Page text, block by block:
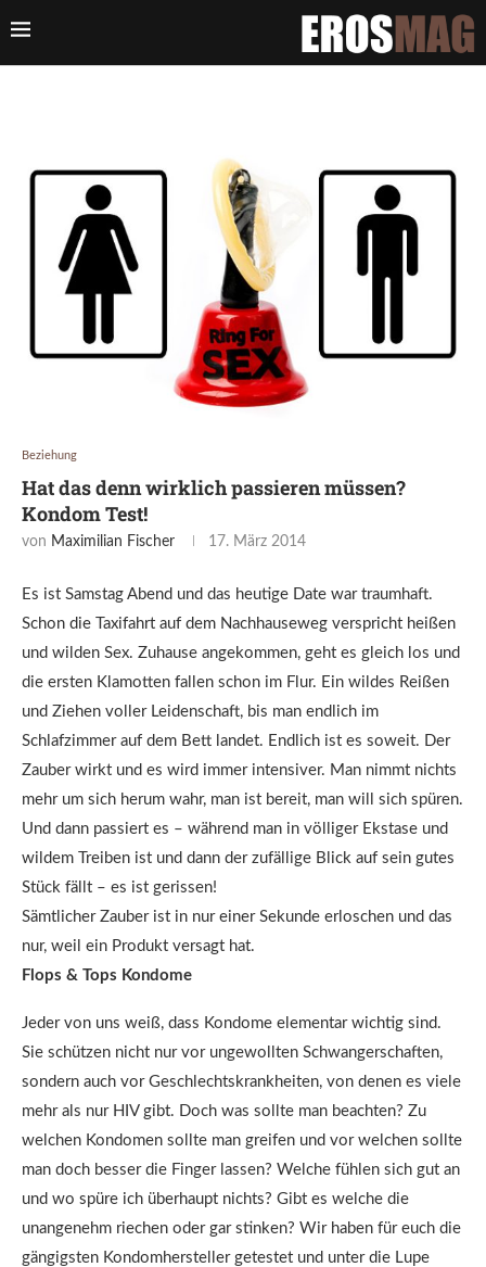
Beziehung
Hat das denn wirklich passieren müssen?
Kondom Test!
von Maximilian Fischer 17. März 2014
Es ist Samstag Abend und das heutige Date war traumhaft.
Schon die Taxifahrt auf dem Nachhauseweg verspricht heißen
und wilden Sex. Zuhause angekommen, geht es gleich los und
die ersten Klamotten fallen schon im Flur. Ein wildes Reißen
und Ziehen voller Leidenschaft, bis man endlich im
Schlafzimmer auf dem Bett landet. Endlich ist es soweit. Der
Zauber wirkt und es wird immer intensiver. Man nimmt nichts
mehr um sich herum wahr, man ist bereit, man will sich spüren.
Und dann passiert es – während man in völliger Ekstase und
wildem Treiben ist und dann der zufällige Blick auf sein gutes
Stück fällt – es ist gerissen!
Sämtlicher Zauber ist in nur einer Sekunde erloschen und das
nur, weil ein Produkt versagt hat.
Flops & Tops Kondome
Jeder von uns weiß, dass Kondome elementar wichtig sind.
Sie schützen nicht nur vor ungewollten Schwangerschaften,
sondern auch vor Geschlechtskrankheiten, von denen es viele
mehr als nur HIV gibt. Doch was sollte man beachten? Zu
welchen Kondomen sollte man greifen und vor welchen sollte
man doch besser die Finger lassen? Welche fühlen sich gut an
und wo spüre ich überhaupt nichts? Gibt es welche die
unangenehm riechen oder gar stinken? Wir haben für euch die
gängigsten Kondomhersteller getestet und unter die Lupe